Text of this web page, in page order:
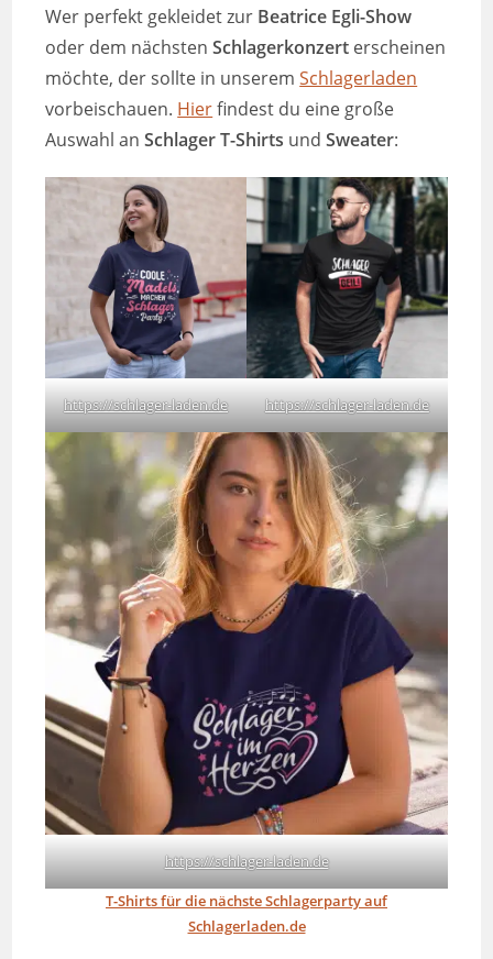
Wer perfekt gekleidet zur Beatrice Egli-Show
oder dem nächstenSchlagerkonzert erscheinen
möchte, der sollte in unseremSchlagerladen
vorbeischauen. Hierfindest du eine große
Auswahl anSchlager T-Shirts undSweater:
https://schlager-laden.de https://schlager-laden.de
https://schlager-laden.de
T-Shirts für die nächste Schlagerparty auf
Schlagerladen.de